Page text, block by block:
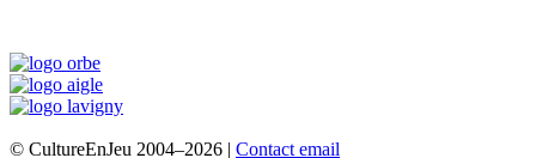
© CultureEnJeu 2004–2026 | Contact email